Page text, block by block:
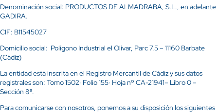
Denominación social: PRODUCTOS DE ALMADRABA, S.L., en adelante
GADIRA.
CIF: B11545027
Domicilio social: Polígono Industrial el Olivar, Parc 7.5 – 11160 Barbate
(Cádiz)
La entidad está inscrita en el Registro Mercantil de Cádiz y sus datos
registrales son: Tomo 1502· Folio 155· Hoja nº CA-21941– Libro 0 –
Sección 8ª.
Para comunicarse con nosotros, ponemos a su disposición los siguientes